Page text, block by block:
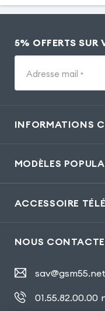
5% OFFERTS SUR
Adresse mail *
INFORMATIONS
MODÈLES
ACCESSOIRE
NOUS
sav@gsm55.net
01.55.82.00.00